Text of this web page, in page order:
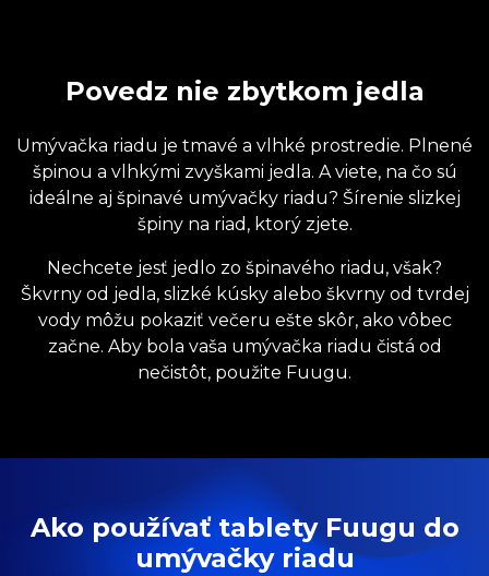
Povedz nie zbytkom jedla
Umývačka riadu je tmavé a vlhké prostredie. Plnené
špinou a vlhkými zvyškami jedla. A viete, na čo sú
ideálne aj špinavé umývačky riadu? Šírenie slizkej
špiny na riad, ktorý zjete.
Nechcete jesť jedlo zo špinavého riadu, však?
Škvrny od jedla, slizké kúsky alebo škvrny od tvrdej
vody môžu pokaziť večeru ešte skôr, ako vôbec
začne. Aby bola vaša umývačka riadu čistá od
nečistôt, použite Fuugu.
Ako používať tablety Fuugu do
umývačky riadu